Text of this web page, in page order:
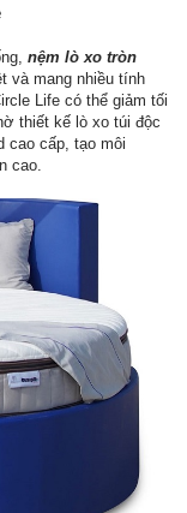
nệm lò xo tròn
và mang nhiều tính
Life có thể giảm tối
thiết kế lò xo túi độc
cao cấp, tạo môi
cao.